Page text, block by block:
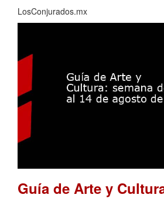
LosConjurados.mx
Guía de Arte y